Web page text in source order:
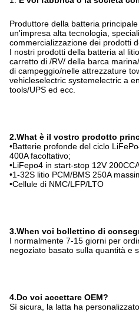
Produttore della batteria
un'impresa alta tecnologia,
commercializzazione dei prodotti
I nostri prodotti della batteria al
carretto di /RV/ della barca
di campeggio/nelle attrezzature
vehicleselectric systemelectric a
tools/UPS ed ecc.
2.What è il vostro prodotto
•Batterie profonde del ciclo
400A facoltativo;
•LiFepo4 in start-stop 12V
•1-32S litio PCM/BMS 250A
•Cellule di NMC/LFP/LTO
3.When voi bollettino di
I normalmente 7-15 giorni per
negoziato basato sulla quantità e
4.Do voi accettare OEM?
Sì sicura, la latta ha